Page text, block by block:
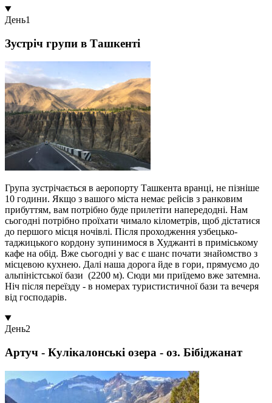
День1
Зустріч групи в Ташкенті
Група зустрічається в аеропорту Ташкента вранці, не пізніше
10 години. Якщо з вашого міста немає рейсів з ранковим
прибуттям, вам потрібно буде прилетіти напередодні. Нам
сьогодні потрібно проїхати чимало кілометрів, щоб дістатися
до першого місця ночівлі. Після проходження узбецько-
таджицького кордону зупинимося в Худжанті в приміському
кафе на обід. Вже сьогодні у вас є шанс почати знайомство з
місцевою кухнею. Далі наша дорога йде в гори, прямуємо до
альпіністської бази (2200 м). Сюди ми приїдемо вже затемна.
Ніч після переїзду - в номерах туристистичної бази та вечеря
від господарів.
День2
Артуч - Кулікалонські озера - оз. Бібіджанат